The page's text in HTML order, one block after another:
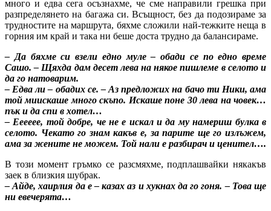
много и едва сега осъзнахме, че сме направили грешка при
разпределянето на багажа си. Всъщност, без да подозираме за
трудностите на маршрута, бяхме сложили най-тежките неща в
горния им край и така ни беше доста трудно да балансираме.
– Да бяхме си взели едно муле – обади се по едно време
Сашо. – Щяхда дам десет лева на някое пишлеме в селото и
да го натоварим.
– Едва ли – обадих се. – Аз предложих на бачо ти Ники, ама
той миискаше много скъпо. Искаше поне 30 лева на човек…
пък и да спи в хотел…
– Ееееее, той добре, че не е искал и да му намериш булка в
селото. Чекато го знам какъв е, за парите ще го излъжем,
ама за жените не можем. Той нали е разбирач и ценител….
В този момент гръмко се разсмяхме, подплашвайки някакъв
заек в близкия шубрак.
– Айде, хаирлия да е – казах аз и хукнах да го гоня. – Това ще
ни евечерята…